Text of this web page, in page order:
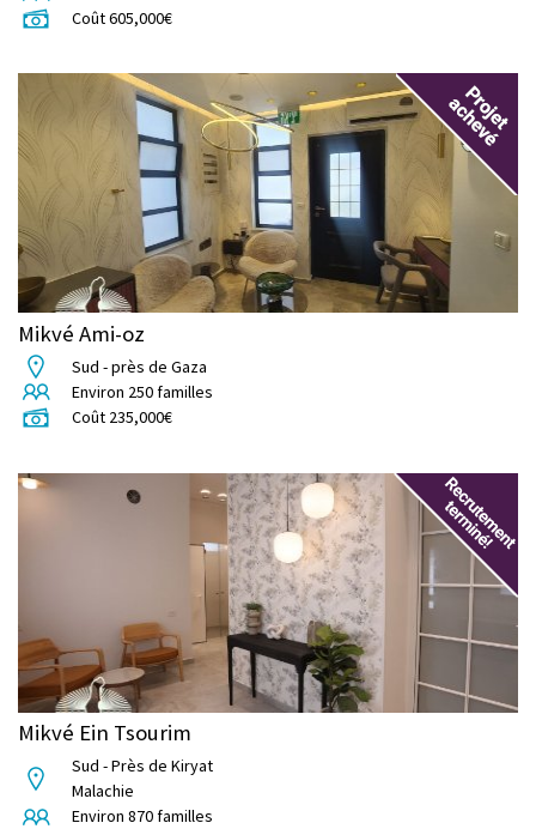
Coût605,000€
Mikvé Ami-oz
Sud - près de Gaza
Environ 250familles
Coût 235,000€
Mikvé Ein Tsourim
Sud - Près de Kiryat
Malachie
Environ 870familles